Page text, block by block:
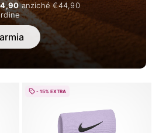
anziché €44,90
- 15% EXTRA